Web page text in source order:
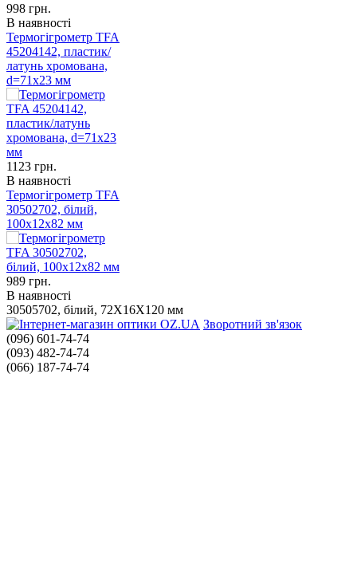
998 грн.
В наявності
Термогігрометр TFA
45204142, пластик/
латунь хромована,
d=71х23 мм
1123 грн.
В наявності
Термогігрометр TFA
30502702, білий,
100x12x82 мм
989 грн.
В наявності
30505702, білий, 72X16X120 мм
Зворотний зв'язок
(096) 601-74-74
(093) 482-74-74
(066) 187-74-74